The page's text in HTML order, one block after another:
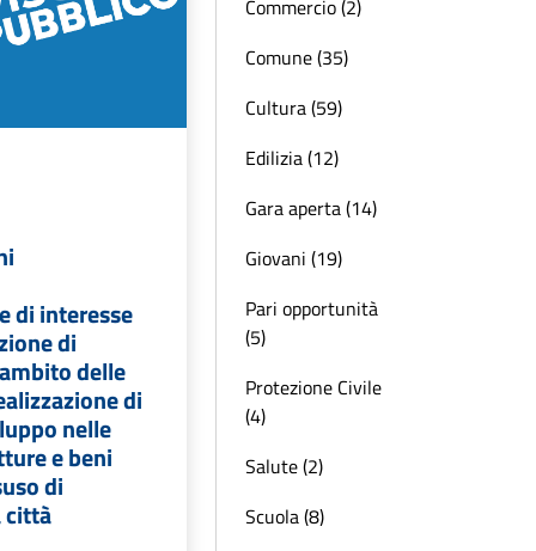
di interesse
di
delle
di
nelle
e beni
di
città
Commercio (2)
Comune (35)
Cultura (59)
Edilizia (12)
Gara aperta (14)
Giovani (19)
Pari opportunità
(5)
Protezione Civile
(4)
Salute (2)
Scuola (8)